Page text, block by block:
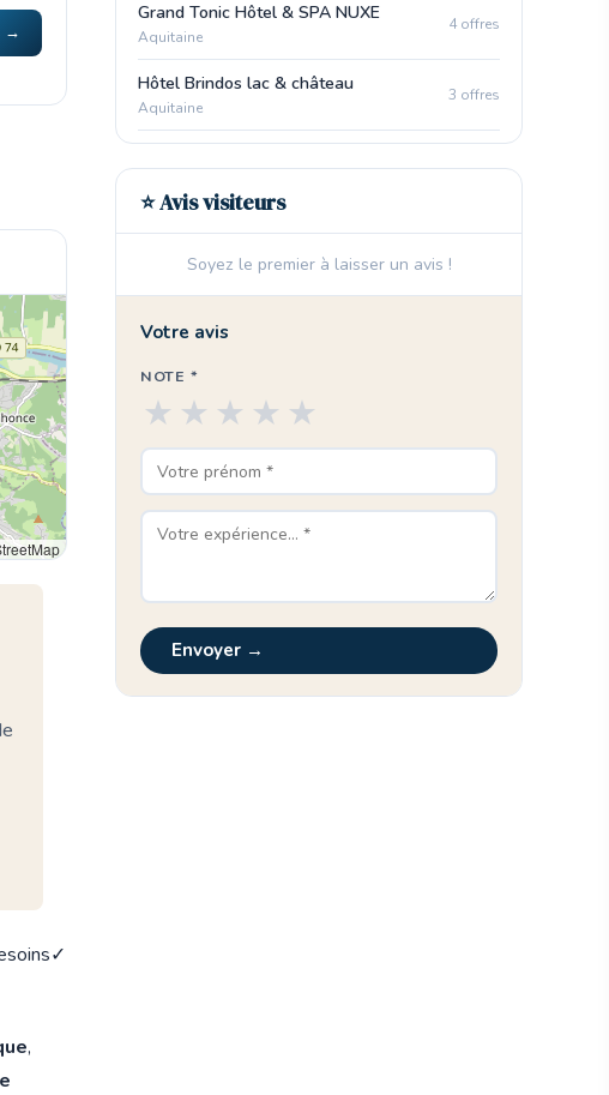
→
✓
,
Grand Tonic Hôtel & SPA NUXE
Aquitaine
4 offres
Hôtel Brindos lac & château
Aquitaine
3 offres
⭐ Avis visiteurs
Soyez le premier à laisser un avis !
Votre avis
NOTE *
★
★
★
★
★
Envoyer →